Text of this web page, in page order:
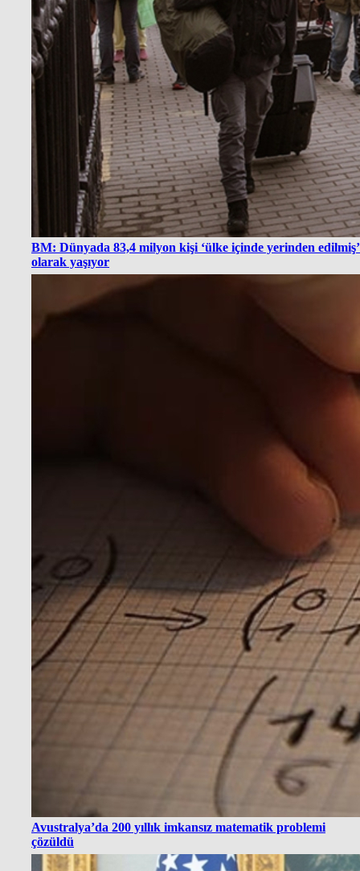
BM: Dünyada 83,4 milyon kişi ‘ülke içinde yerinden edilmiş’
olarak yaşıyor
Avustralya’da 200 yıllık imkansız matematik problemi
çözüldü